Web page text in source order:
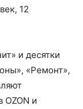
12
и десятки
«Ремонт»,
и